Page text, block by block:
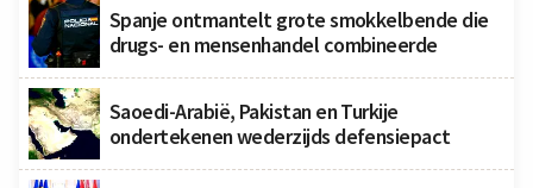
Spanje ontmantelt grote smokkelbende die
drugs- en mensenhandel combineerde
Saoedi-Arabië, Pakistan en Turkije
ondertekenen wederzijds defensiepact